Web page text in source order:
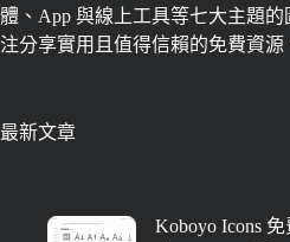
體、App 與線上工具等七大主題
注分享實用且值得信賴的免費資源
最新文章
Koboyo Icons